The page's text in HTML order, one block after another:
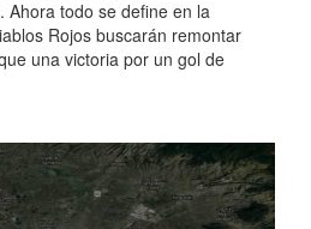
Ahora todo se define en la
Rojos buscarán remontar
una victoria por un gol de